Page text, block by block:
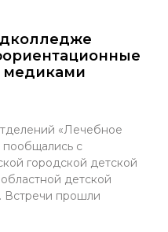
медиками
«Лечебное
пообщались с
городской детской
детской
Встречи прошли